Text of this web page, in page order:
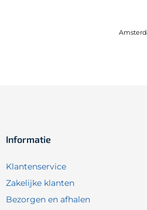
Informatie
Klantenservice
Zakelijke klanten
Bezorgen en afhalen